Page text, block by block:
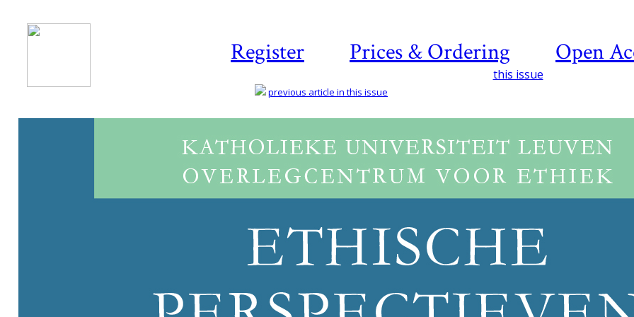
Register Prices & Ordering Open
this issue
previous article in this issue